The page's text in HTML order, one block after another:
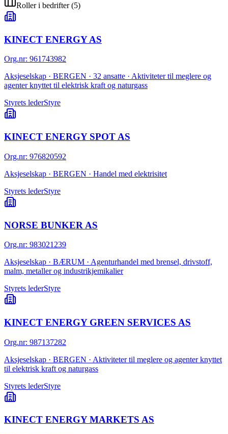
Roller i bedrifter(5)
KINECT ENERGY AS
Org.nr: 961743982
Aksjeselskap · BERGEN · 32 ansatte · Aktiviteter til meglere og
agenter knyttet til elektrisk kraft og naturgass
Styrets lederStyre
KINECT ENERGY SPOT AS
Org.nr: 976820592
Aksjeselskap · BERGEN · Handel med elektrisitet
Styrets lederStyre
NORSE BUNKER AS
Org.nr: 983021239
Aksjeselskap · BÆRUM · Agenturhandel med brensel, drivstoff,
malm, metaller og industrikjemikalier
Styrets lederStyre
KINECT ENERGY GREEN SERVICES AS
Org.nr: 987137282
Aksjeselskap · BERGEN · Aktiviteter til meglere og agenter knyttet
til elektrisk kraft og naturgass
Styrets lederStyre
KINECT ENERGY MARKETS AS